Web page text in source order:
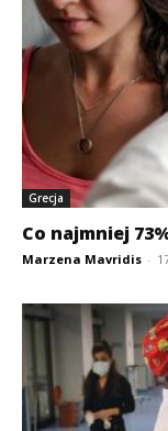
Grecja
Co najmniej
Marzena Mavridis -